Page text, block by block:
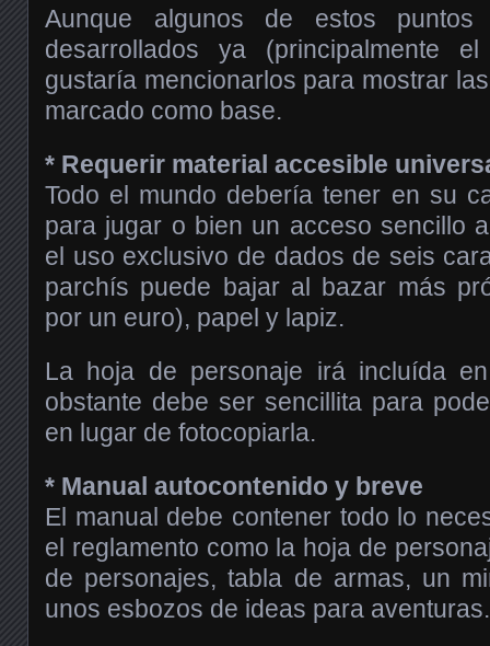
Aunque algunos de estos
desarrollados ya (principalmente
gustaría mencionarlos para mostrar
marcado como base.
* Requerir material accesible
Todo el mundo debería tener en su
para jugar o bien un acceso sencillo
el uso exclusivo de dados de seis
parchís puede bajar al bazar más
por un euro), papel y lapiz.
La hoja de personaje irá incluída
obstante debe ser sencillita para
en lugar de fotocopiarla.
* Manual autocontenido y breve
El manual debe contener todo lo
el reglamento como la hoja de
de personajes, tabla de armas, un
unos esbozos de ideas para aventuras.